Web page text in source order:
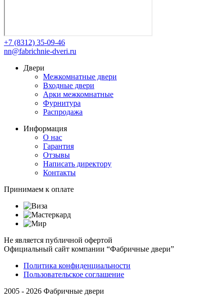
+7 (8312) 35-09-46
nn@fabrichnie-dveri.ru
Двери
Межкомнатные двери
Входные двери
Арки межкомнатные
Фурнитура
Распродажа
Информация
О нас
Гарантия
Отзывы
Написать директору
Контакты
Принимаем к оплате
Не является публичной офертой
Официальный сайт компании “Фабричные двери”
Политика конфиденциальности
Пользовательское соглашение
2005 - 2026 Фабричные двери